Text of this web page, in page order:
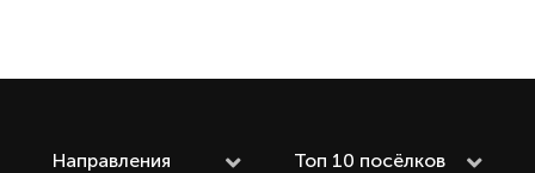
Направления Топ 10 посёлков